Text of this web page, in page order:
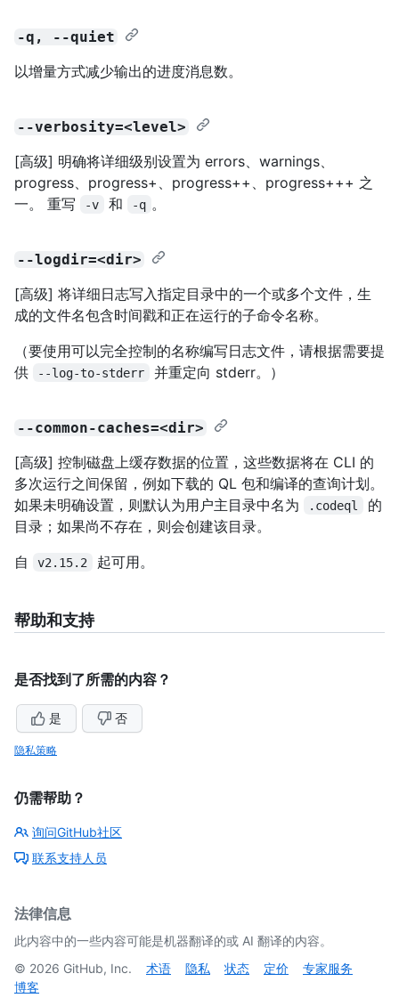
-q, --quiet
以增量方式减少输出的进度消息数。
--verbosity=<level>
[高级] 明确将详细级别设置为 errors、warnings、
progress、progress+、progress++、progress+++ 之
一。 重写
-v 和 -q 。
--logdir=<dir>
[高级] 将详细日志写入指定目录中的一个或多个文件，生
成的文件名包含时间戳和正在运行的子命令名称。
（要使用可以完全控制的名称编写日志文件，请根据需要提
供
--log-to-stderr 并重定向 stderr。）
--common-caches=<dir>
[高级] 控制磁盘上缓存数据的位置，这些数据将在 CLI 的
多次运行之间保留，例如下载的 QL 包和编译的查询计划。
如果未明确设置，则默认为用户主目录中名为
.codeql
的
目录；如果尚不存在，则会创建该目录。
自
v2.15.2 起可用。
帮助和支持
是否找到了所需的内容？
是 否
隐私策略
仍需帮助？
询问GitHub社区
联系支持人员
法律信息
此内容中的一些内容可能是机器翻译的或 AI 翻译的内容。
© 2026 GitHub, Inc. 术语 隐私 状态 定价
专家服务
博客